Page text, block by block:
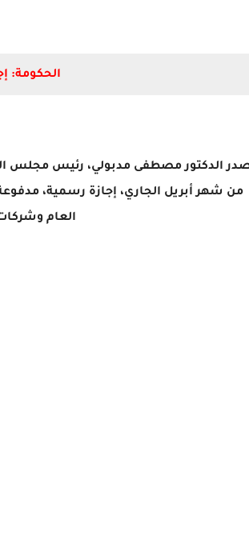
الحكومة:
من شهر أبريل الجاري، إجازة رسمية،
العام